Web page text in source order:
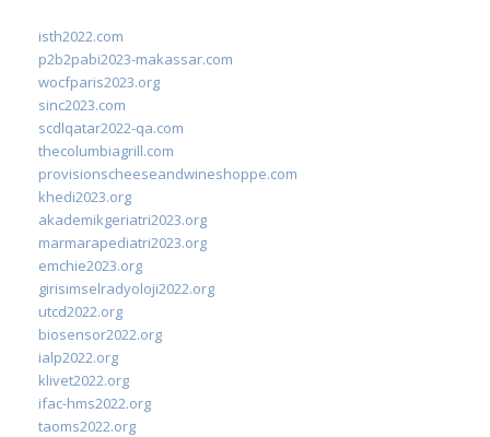
isth2022.com
p2b2pabi2023-makassar.com
wocfparis2023.org
sinc2023.com
scdlqatar2022-qa.com
thecolumbiagrill.com
provisionscheeseandwineshoppe.com
khedi2023.org
akademikgeriatri2023.org
marmarapediatri2023.org
emchie2023.org
girisimselradyoloji2022.org
utcd2022.org
biosensor2022.org
ialp2022.org
klivet2022.org
ifac-hms2022.org
taoms2022.org